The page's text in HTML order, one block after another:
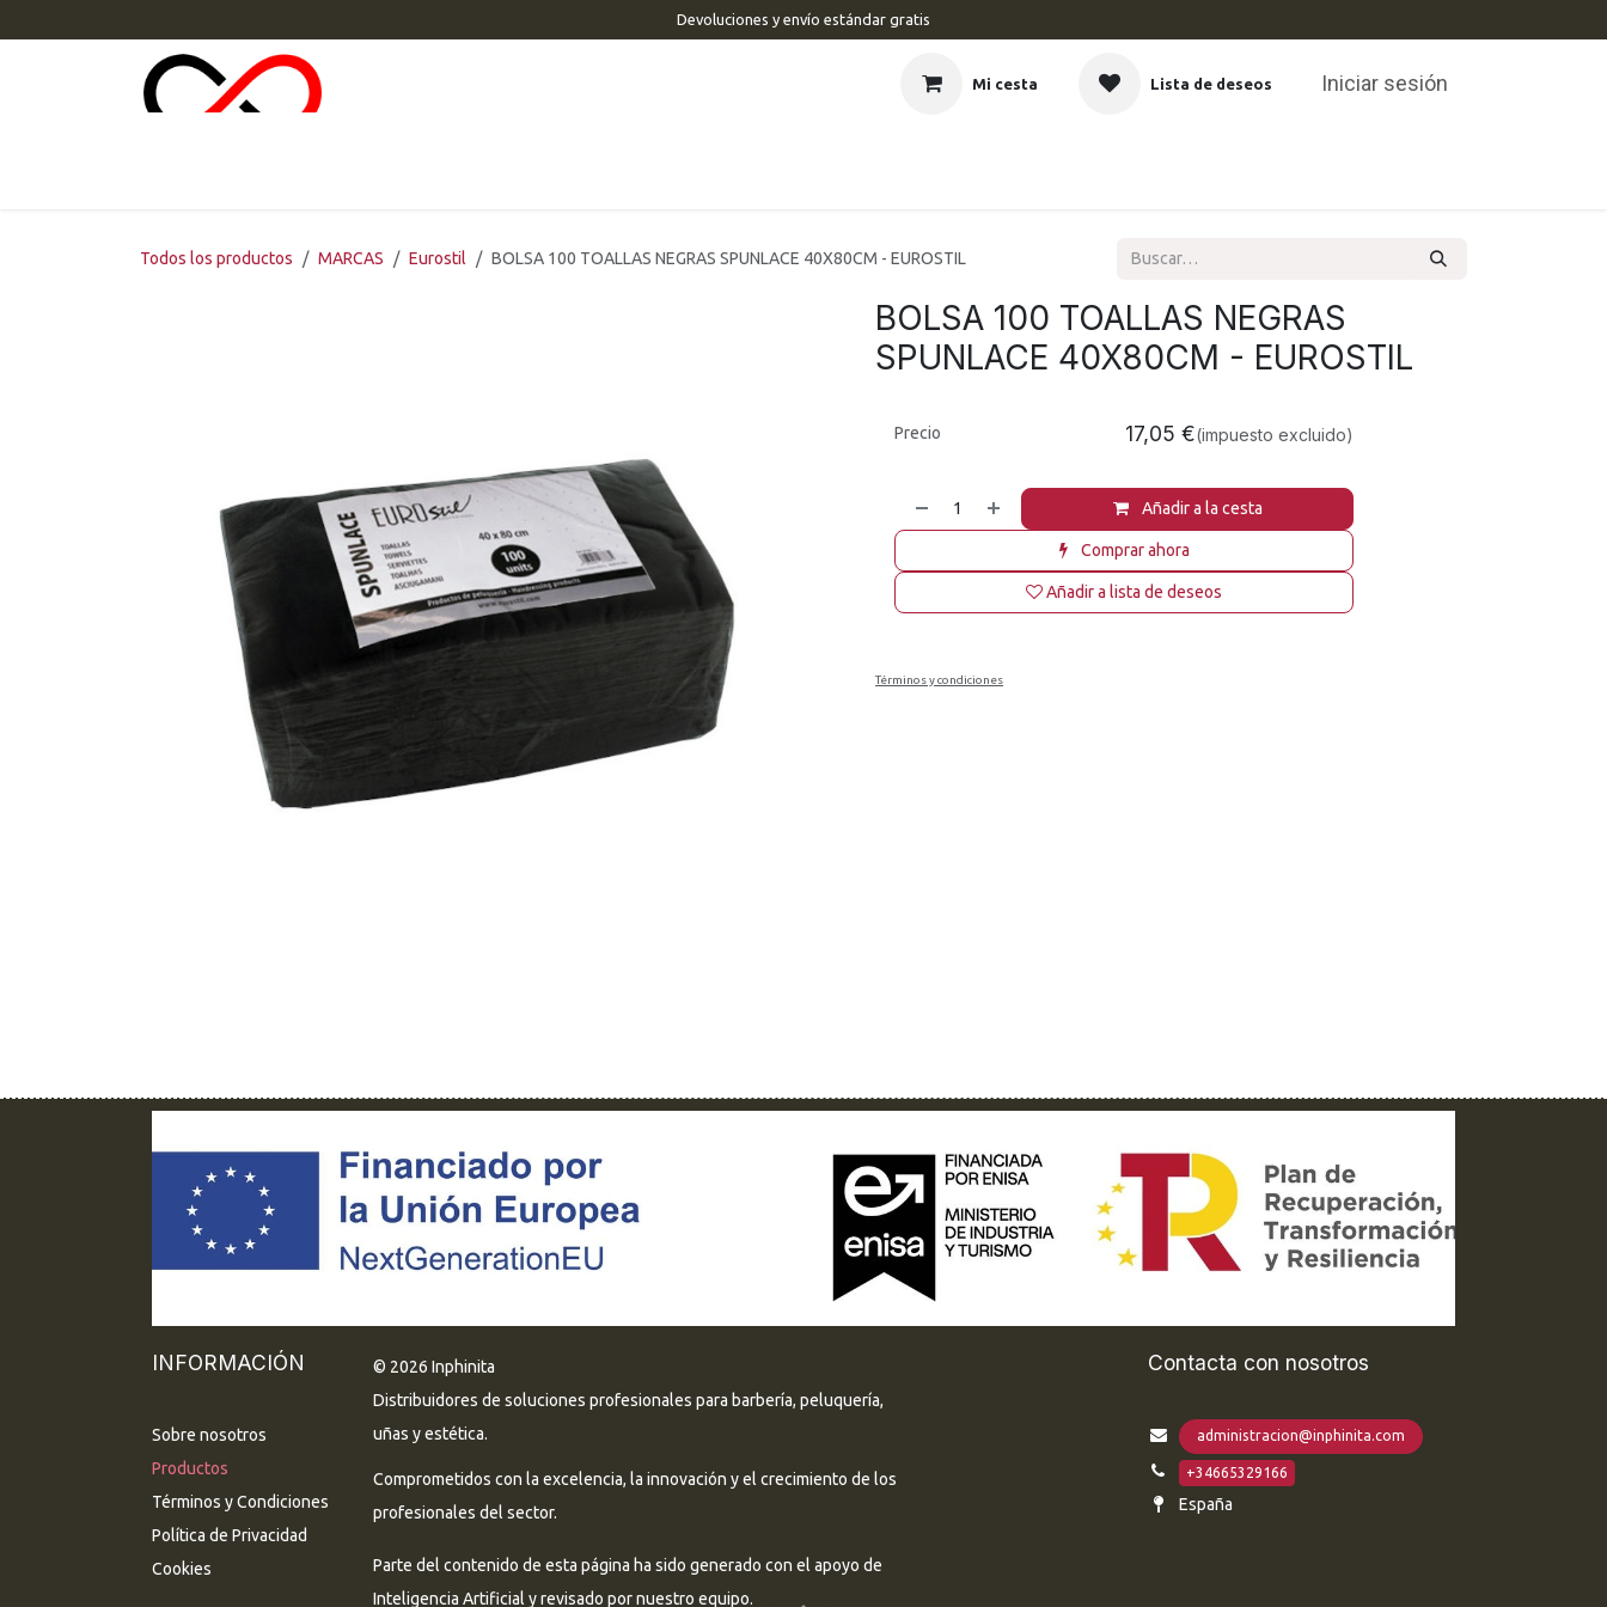
Devoluciones y envío estándar gratis
Mi cesta Lista de deseos Iniciar sesión
Todos los productos MARCAS Eurostil BOLSA 100 TOALLAS NEGRAS SPUNLACE 40X80CM - EUROSTIL
BOLSA 100 TOALLAS NEGRAS
SPUNLACE 40X80CM - EUROSTIL
Añadir a la cesta
Comprar ahora
Añadir a lista de deseos
Precio 17,05 €(impuesto excluido)
Términos y condiciones
© 2026 Inphinita
Distribuidores de soluciones profesionales para barbería, peluquería,
uñas y estética.
Comprometidos con la excelencia, la innovación y el crecimiento de los
profesionales del sector.
Parte del contenido de esta página ha sido generado con el apoyo de
Inteligencia Artificial y revisado por nuestro equipo.
INFORMACIÓN
Sobre nosotros
Productos
Términos y Condiciones
Política de Privacidad
Cookies
Contacta con nosotros
administracion@inphinita.com
+34665329166
España